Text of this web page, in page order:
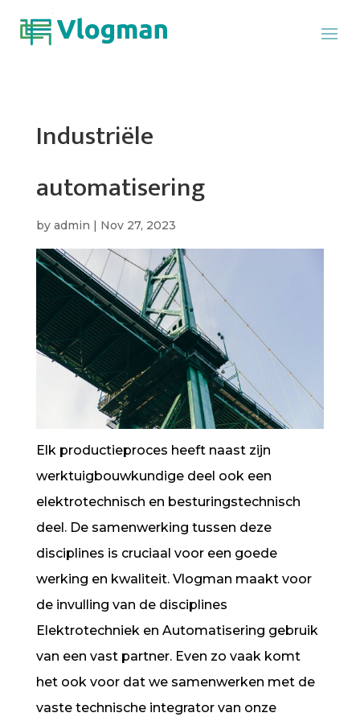
Industriële
automatisering
by admin | Nov 27, 2023
Elk productieproces heeft naast zijn
werktuigbouwkundige deel ook een
elektrotechnisch en besturingstechnisch
deel. De samenwerking tussen deze
disciplines is cruciaal voor een goede
werking en kwaliteit. Vlogman maakt voor
de invulling van de disciplines
Elektrotechniek en Automatisering gebruik
van een vast partner. Even zo vaak komt
het ook voor dat we samenwerken met de
vaste technische integrator van onze